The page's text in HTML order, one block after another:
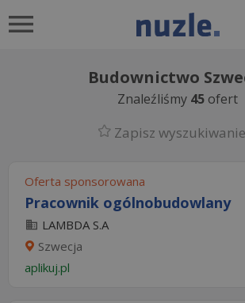
Budownictwo
Znaleźliśmy 45 ofert
Zapisz wyszukiwanie
Oferta sponsorowana
Pracownik ogólnobudowlany
LAMBDA S.A
Szwecja
aplikuj.pl